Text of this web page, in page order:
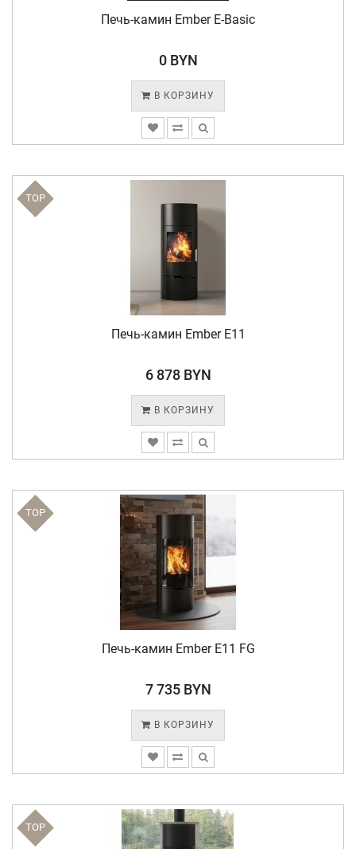
Печь-камин Ember E-Basic
0 BYN
В КОРЗИНУ
TOP
Печь-камин Ember E11
6 878 BYN
В КОРЗИНУ
TOP
Печь-камин Ember E11 FG
7 735 BYN
В КОРЗИНУ
TOP